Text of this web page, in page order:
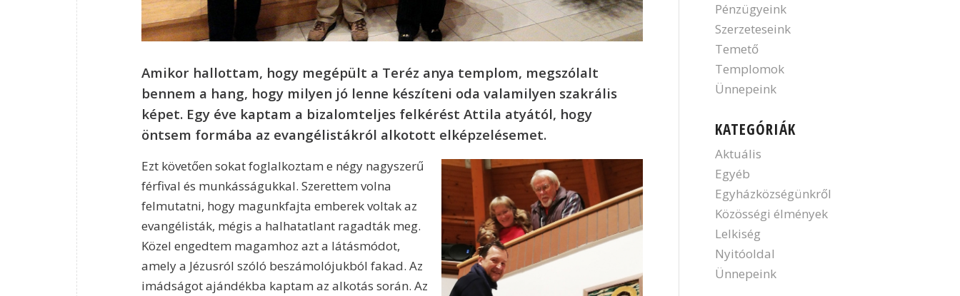
Amikor hallottam, hogy megépült a Teréz anya templom, megszólalt
bennem a hang, hogy milyen jó lenne készíteni oda valamilyen szakrális
képet. Egy éve kaptam a bizalomteljes felkérést Attila atyától, hogy
öntsem formába az evangélistákról alkotott elképzelésemet.
Ezt követően sokat foglalkoztam e négy nagyszerű
férfival és munkásságukkal. Szerettem volna
felmutatni, hogy magunkfajta emberek voltak az
evangélisták, mégis a halhatatlant ragadták meg.
Közel engedtem magamhoz azt a látásmódot,
amely a Jézusról szóló beszámolójukból fakad. Az
imádságot ajándékba kaptam az alkotás során. Az
Pénzügyeink
Szerzeteseink
Temető
Templomok
Ünnepeink
KATEGÓRIÁK
Aktuális
Egyéb
Egyházközségünkről
Közösségi élmények
Lelkiség
Nyitóoldal
Ünnepeink